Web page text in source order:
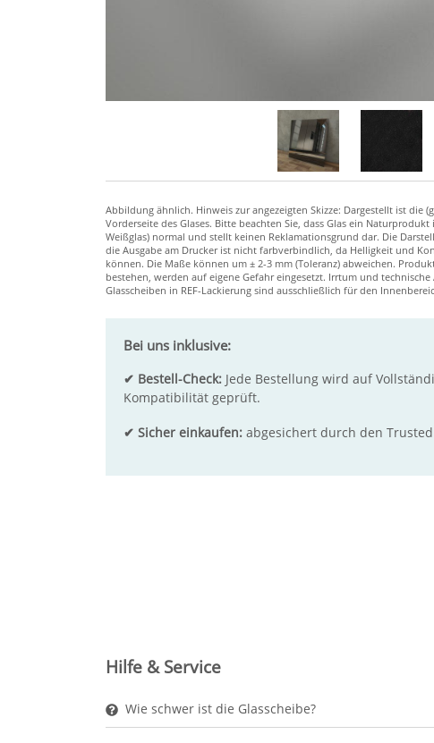
Hilfe & Service
Wie schwer ist die Glasscheibe?
Bei uns inklusive:
✔ Bestell-Check: Jede Bestellung wird auf
Kompatibilität geprüft.
✔ Sicher einkaufen: abgesichert durch den Trusted